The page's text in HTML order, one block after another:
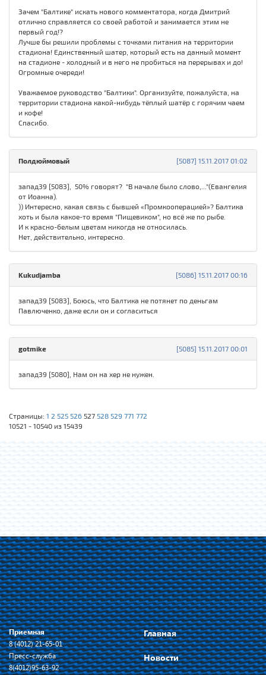
Зачем "Балтике" искать нового комментатора, когда Дмитрий
отлично справляется со своей работой и занимается этим не
первый год!?
Лучше бы решили проблемы с точками питания на территории
стадиона! Единственный шатер, который есть на данный момент
на стадионе - холодный и в него не пробиться на перерывах и до!
Огромные очереди!
Уважаемое руководство "Балтики". Организуйте, пожалуйста, на
территории стадиона какой-нибудь тёплый шатёр с горячим чаем
и кофе!
Спасибо.
[5087] 15.11.2017 01:02
Полдюймовый
запад39 [5083], 50% говорят? "В начале было слово,..."(Евангелия
от Иоанна).
)) Интересно, какая связь с бывшей «Промкооперацией»? Балтика
хоть и была какое-то время "Пищевиком", но всё же по рыбе.
И к красно-белым цветам никогда не относилась.
Нет, действительно, интересно.
[5086] 15.11.2017 00:16
Kukudjamba
запад39 [5083], Боюсь, что Балтика не потянет по деньгам
Павлюченко, даже если он и согласиться
[5085] 15.11.2017 00:01
gotmike
запад39 [5080], Нам он на хер не нужен.
Страницы: 1 2 525 526 527 528 529 771 772
10521 - 10540 из 15439
Приемная
8 (4012) 21-65-01
Пресс-служба
8(4012)95-63-92
Главная
Новости